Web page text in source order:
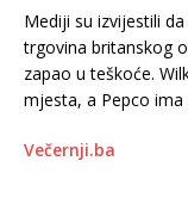
Mediji su izvijestili
trgovina britanskog
zapao u teškoće.
mjesta, a Pepco
Večernji.ba